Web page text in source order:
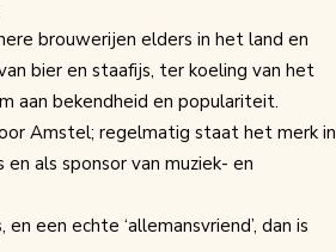
brouwerijen elders in het land en
bier en staafijs, ter koeling van het
aan bekendheid en populariteit.
Amstel; regelmatig staat het merk in
als sponsor van muziek- en
een echte ‘allemansvriend’, dan is